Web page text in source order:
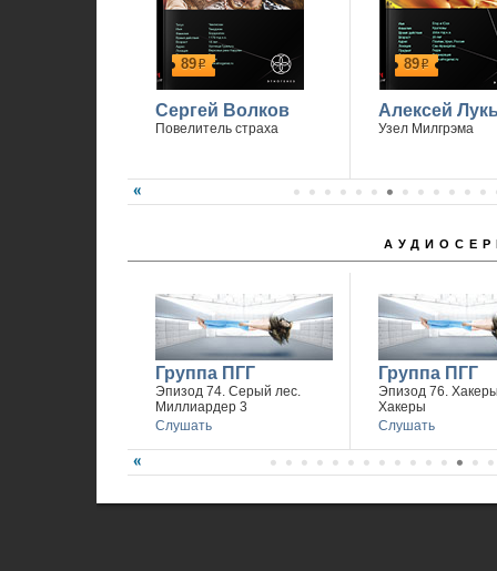
89р
Сергей Волков
Повелитель страха
89р
Алексей
Узел Милгрэма
Группа ПГГ
Эпизод 74. Серый лес.
Миллиардер 3
Слушать
Группа ПГГ
Эпизод 76.
Хакеры
Слушать